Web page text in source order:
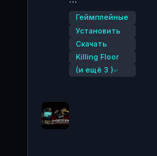
сервер:
одиночная
KF-
Геймплейные
Установить
Скачать
Killing Floor
(и ещё 3 )